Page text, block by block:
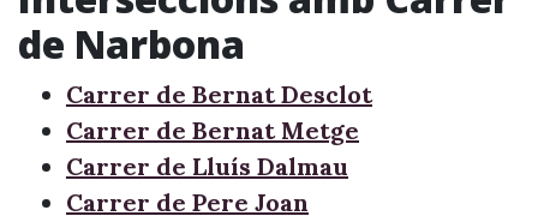
de Narbona
Carrer de Bernat Desclot
Carrer de Bernat Metge
Carrer de Lluís Dalmau
Carrer de Pere Joan